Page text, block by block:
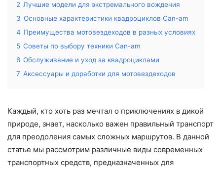
2 Лучшие модели для экстремального вождения
3 Основные характеристики квадроциклов Can-am
4 Преимущества мотовездеходов в разных условиях
5 Советы по выбору техники Can-am
6 Обслуживание и уход за квадроциклами
7 Аксессуары и доработки для мотовездеходов
Каждый, кто хоть раз мечтал о приключениях в дикой
природе, знает, насколько важен правильный транспорт
для преодоления самых сложных маршрутов. В данной
статье мы рассмотрим различные виды современных
транспортных средств, предназначенных для